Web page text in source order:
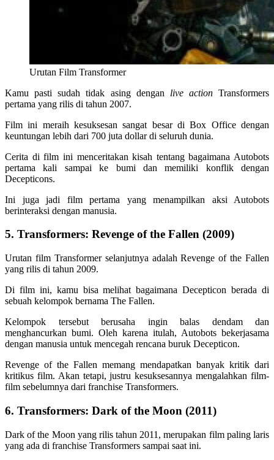
Urutan Film Transformer
Kamu pasti sudah tidak asing dengan live action Transformers
pertama yang rilis di tahun 2007.
Film ini meraih kesuksesan sangat besar di Box Office dengan
keuntungan lebih dari 700 juta dollar di seluruh dunia.
Cerita di film ini menceritakan kisah tentang bagaimana Autobots
pertama kali sampai ke bumi dan memiliki konflik dengan
Decepticons.
Ini juga jadi film pertama yang menampilkan aksi Autobots
berinteraksi dengan manusia.
5. Transformers: Revenge of the Fallen (2009)
Urutan film Transformer selanjutnya adalah Revenge of the Fallen
yang rilis di tahun 2009.
Di film ini, kamu bisa melihat bagaimana Decepticon berada di
sebuah kelompok bernama The Fallen.
Kelompok tersebut berusaha ingin balas dendam dan
menghancurkan bumi. Oleh karena itulah, Autobots bekerjasama
dengan manusia untuk mencegah rencana buruk Decepticon.
Revenge of the Fallen memang mendapatkan banyak kritik dari
kritikus film. Akan tetapi, justru kesuksesannya mengalahkan film-
film sebelumnya dari franchise Transformers.
6. Transformers: Dark of the Moon (2011)
Dark of the Moon yang rilis tahun 2011, merupakan film paling laris
yang ada di franchise Transformers sampai saat ini.